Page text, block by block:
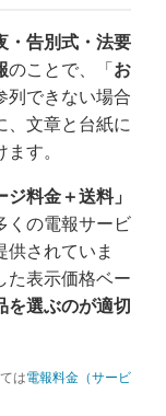
・告別式・法要
のことで、「 お
列できない場合
、文章と台紙に
す。
料金＋送料」
くの電報サービ
供されていま
た表示価格ベー
を選ぶのが適切
は電報料金（サービ